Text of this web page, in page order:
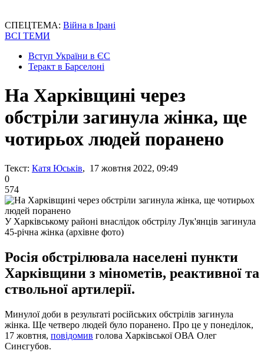
СПЕЦТЕМА: Війна в Ірані
ВСІ ТЕМИ
Вступ України в ЄС
Теракт в Барселоні
На Харківщині через
обстріли загинула жінка, ще
чотирьох людей поранено
Текст: Катя Юськів, 17 жовтня 2022, 09:49
0
574
У Харківському районі внаслідок обстрілу Лук'янців загинула
45-річна жінка (архівне фото)
Росія обстрілювала населені пункти
Харківщини з мінометів, реактивної та
ствольної артилерії.
Минулої доби в результаті російських обстрілів загинула
жінка. Ще четверо людей було поранено. Про це у понеділок,
17 жовтня, повідомив голова Харківської ОВА Олег
Синєгубов.